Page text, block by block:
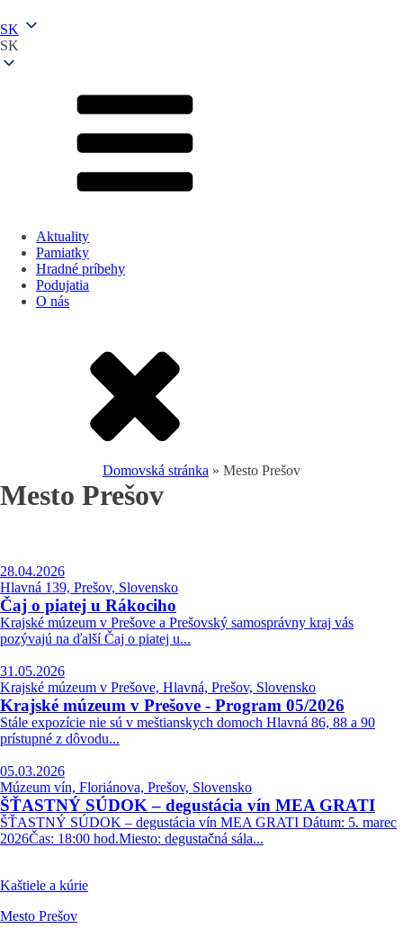
SK
SK
Aktuality
Pamiatky
Hradné príbehy
Podujatia
O nás
Domovská stránka » Mesto Prešov
Mesto Prešov
28.04.2026
Hlavná 139, Prešov, Slovensko
Čaj o piatej u Rákociho
Krajské múzeum v Prešove a Prešovský samosprávny kraj vás
pozývajú na ďalší Čaj o piatej u...
31.05.2026
Krajské múzeum v Prešove, Hlavná, Prešov, Slovensko
Krajské múzeum v Prešove - Program 05/2026
Stále expozície nie sú v meštianskych domoch Hlavná 86, 88 a 90
prístupné z dôvodu...
05.03.2026
Múzeum vín, Floriánova, Prešov, Slovensko
ŠŤASTNÝ SÚDOK – degustácia vín MEA GRATI
ŠŤASTNÝ SÚDOK – degustácia vín MEA GRATI Dátum: 5. marec
2026Čas: 18:00 hod.Miesto: degustačná sála...
Kaštiele a kúrie
Mesto Prešov